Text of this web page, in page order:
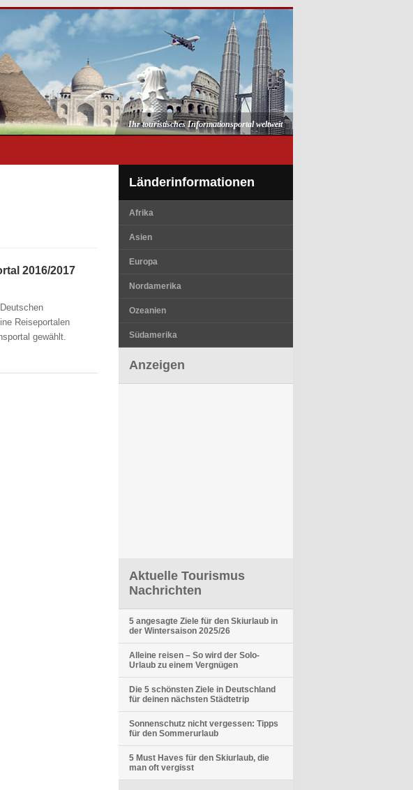
Ihr touristisches Informationsportal weltweit
2016/2017
Reiseportalen
gewählt.
Länderinformationen
Afrika
Asien
Europa
Nordamerika
Ozeanien
Südamerika
Anzeigen
Aktuelle Tourismus
Nachrichten
5 angesagte Ziele für den Skiurlaub in
der Wintersaison 2025/26
Alleine reisen – So wird der Solo-
Urlaub zu einem Vergnügen
Die 5 schönsten Ziele in Deutschland
für deinen nächsten Städtetrip
Sonnenschutz nicht vergessen: Tipps
für den Sommerurlaub
5 Must Haves für den Skiurlaub, die
man oft vergisst